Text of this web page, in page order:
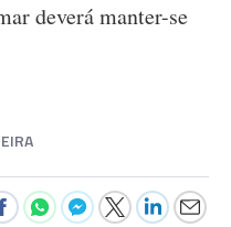
deverá manter-se